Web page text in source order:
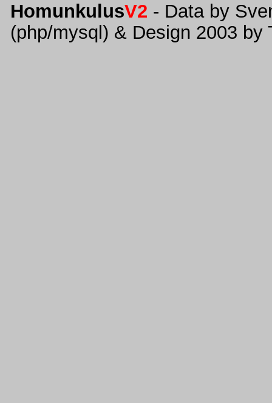
HomunkulusV2 - Data by
(php/mysql) & Design 2003